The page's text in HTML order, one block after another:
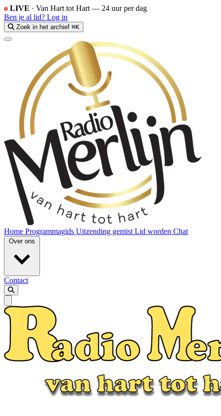
LIVE · Van Hart tot Hart — 24 uur per dag
Ben je al lid? Log in
Zoek in het archief ⌘K
Home Programmagids Uitzending gemist Lid worden Chat
Over ons
Contact